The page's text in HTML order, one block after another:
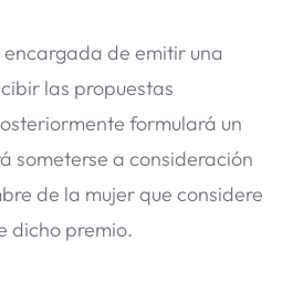
encargada de emitir una
las propuestas
formulará un
someterse a consideración
de la mujer que considere
dicho premio.